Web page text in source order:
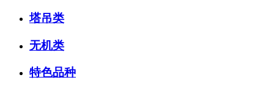
塔吊类
无机类
特色品种